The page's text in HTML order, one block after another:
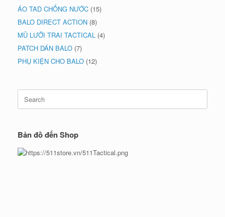
ÁO TAD CHỐNG NƯỚC (15)
BALO DIRECT ACTION (8)
MŨ LƯỠI TRAI TACTICAL (4)
PATCH DÁN BALO (7)
PHỤ KIỆN CHO BALO (12)
for:
Bản đồ đến Shop